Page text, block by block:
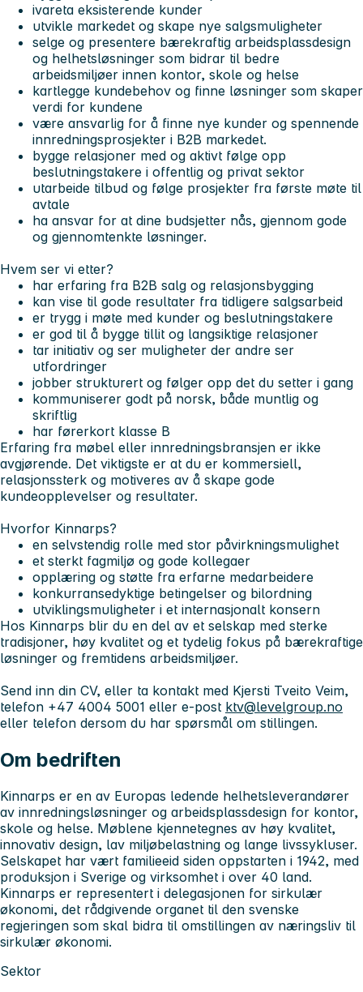
ivareta eksisterende kunder
utvikle markedet og skape nye salgsmuligheter
selge og presentere bærekraftig arbeidsplassdesign
og helhetsløsninger som bidrar til bedre
arbeidsmiljøer innen kontor, skole og helse
kartlegge kundebehov og finne løsninger som skaper
verdi for kundene
være ansvarlig for å finne nye kunder og spennende
innredningsprosjekter i B2B markedet.
bygge relasjoner med og aktivt følge opp
beslutningstakere i offentlig og privat sektor
utarbeide tilbud og følge prosjekter fra første møte til
avtale
ha ansvar for at dine budsjetter nås, gjennom gode
og gjennomtenkte løsninger.
Hvem ser vi etter?
har erfaring fra B2B salg og relasjonsbygging
kan vise til gode resultater fra tidligere salgsarbeid
er trygg i møte med kunder og beslutningstakere
er god til å bygge tillit og langsiktige relasjoner
tar initiativ og ser muligheter der andre ser
utfordringer
jobber strukturert og følger opp det du setter i gang
kommuniserer godt på norsk, både muntlig og
skriftlig
har førerkort klasse B
Erfaring fra møbel eller innredningsbransjen er ikke
avgjørende. Det viktigste er at du er kommersiell,
relasjonssterk og motiveres av å skape gode
kundeopplevelser og resultater.
Hvorfor Kinnarps?
en selvstendig rolle med stor påvirkningsmulighet
et sterkt fagmiljø og gode kollegaer
opplæring og støtte fra erfarne medarbeidere
konkurransedyktige betingelser og bilordning
utviklingsmuligheter i et internasjonalt konsern
Hos Kinnarps blir du en del av et selskap med sterke
tradisjoner, høy kvalitet og et tydelig fokus på bærekraftige
løsninger og fremtidens arbeidsmiljøer.
Send inn din CV, eller ta kontakt med Kjersti Tveito Veim,
telefon +47 4004 5001 eller e-post ktv@levelgroup.no
eller telefon dersom du har spørsmål om stillingen.
Om bedriften
Kinnarps er en av Europas ledende helhetsleverandører
av innredningsløsninger og arbeidsplassdesign for kontor,
skole og helse. Møblene kjennetegnes av høy kvalitet,
innovativ design, lav miljøbelastning og lange livssykluser.
Selskapet har vært familieeid siden oppstarten i 1942, med
produksjon i Sverige og virksomhet i over 40 land.
Kinnarps er representert i delegasjonen for sirkulær
økonomi, det rådgivende organet til den svenske
regjeringen som skal bidra til omstillingen av næringsliv til
sirkulær økonomi.
Sektor